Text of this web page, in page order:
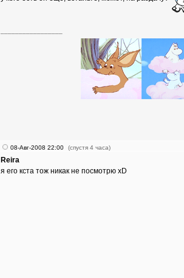
08-Авг-2008 22:00 (спустя 4 часа)
Reira
я его кста тож никак не посмотрю xD